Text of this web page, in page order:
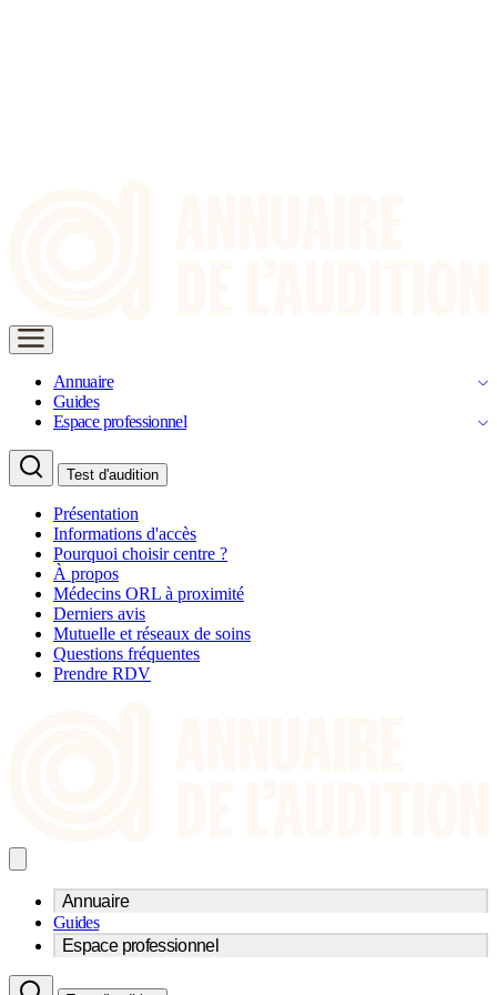
Annuaire
Guides
Espace professionnel
Test d'audition
Présentation
Informations d'accès
Pourquoi choisir centre ?
À propos
Médecins ORL à proximité
Derniers avis
Mutuelle et réseaux de soins
Questions fréquentes
Prendre RDV
Annuaire
Trouvez un professionnel de l'audition
Centre d'audioprothèse
Guides
Espace professionnel
Acteurs et services